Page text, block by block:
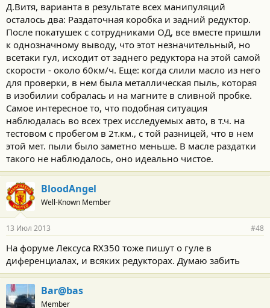
Д.Витя, варианта в результате всех манипуляций
осталось два: Раздаточная коробка и задний редуктор.
После покатушек с сотрудниками ОД, все вместе пришли
к однозначному выводу, что этот незначительный, но
всетаки гул, исходит от заднего редуктора на этой самой
скорости - около 60км/ч. Еще: когда слили масло из него
для проверки, в нем была металлическая пыль, которая
в изобилии собралась и на магните в сливной пробке.
Самое интересное то, что подобная ситуация
наблюдалась во всех трех исследуемых авто, в т.ч. на
тестовом с пробегом в 2т.км., с той разницей, что в нем
этой мет. пыли было заметно меньше. В масле раздатки
такого не наблюдалось, оно идеально чистое.
BloodAngel
Well-Known Member
13 Июл 2013 #48
На форуме Лексуса RX350 тоже пишут о гуле в
диференциалах, и всяких редукторах. Думаю забить
Bar@bas
Member